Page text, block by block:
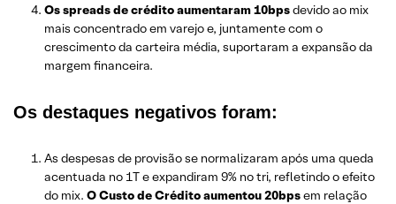
Os spreads de crédito aumentaram 10bpsdevido ao mix
mais concentrado em varejo e, juntamente com o
crescimento da carteira média, suportaram a expansão da
margem financeira.
Os destaques negativos foram:
As despesas de provisão se normalizaram após uma queda
acentuada no 1T e expandiram 9% no tri, refletindo o efeito
do mix. O Custo de Crédito aumentou 20bpsem relação